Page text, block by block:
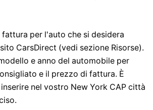
per l'auto che si desidera
CarsDirect (vedi sezione Risorse).
e anno del automobile per
e il prezzo di fattura. È
nel vostro New York CAP città